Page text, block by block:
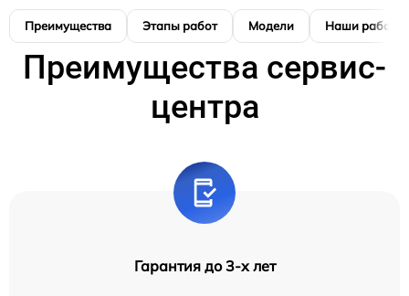
Преимущества Этапы работ Модели Наши работы
Преимущества сервис-
центра
Гарантия до 3-х лет